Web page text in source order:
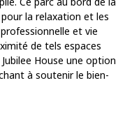
la relaxation et les
et vie
de tels espaces
House une option
à soutenir le bien-